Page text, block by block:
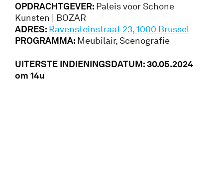
OPDRACHTGEVER: Paleis voor Schone
Kunsten | BOZAR
ADRES: Ravensteinstraat 23, 1000 Brussel
PROGRAMMA: Meubilair, Scenografie
UITERSTE INDIENINGSDATUM: 30.05.2024
om 14u